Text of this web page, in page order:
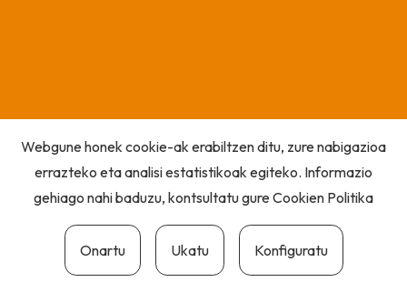
Webgune honek cookie-ak erabiltzen ditu, zure nabigazioa
errazteko eta analisi estatistikoak egiteko. Informazio
gehiago nahi baduzu, kontsultatu gureCookien Politika
Onartu Ukatu Konfiguratu